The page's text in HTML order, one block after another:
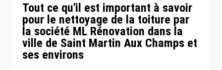
Tout ce qu'il est important à savoir
pour le nettoyage de la toiture par
la société ML Rénovation dans la
ville de Saint Martin Aux Champs et
ses environs